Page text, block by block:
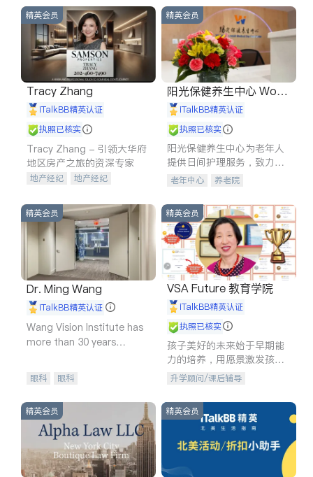
精英会员
Tracy Zhang
iTalkBB精英认证
执照已核实
Tracy Zhang - 引领大华府
地区房产之旅的资深专家
地产经纪
地产经纪
商铺租售
开发商建商
精英会员
阳光保健养生中心 World
shine
iTalkBB精英认证
执照已核实
阳光保健养生中心为老年人
提供日间护理服务，致力于
通过持续的护理创新来有效
老年中心 养老院
精英会员
Dr. Ming Wang
iTalkBB精英认证
Wang Vision Institute has
more than 30 years
眼科 眼科
精英会员
VSA Future 教育学院
iTalkBB精英认证
执照已核实
孩子美好的未来始于早期能
力的培养，用愿景激发孩子
的学习潜力和动力。理念：
拥有成长型心态是成功的基
石。
升学顾问/课后辅导
精英会员 精英会员